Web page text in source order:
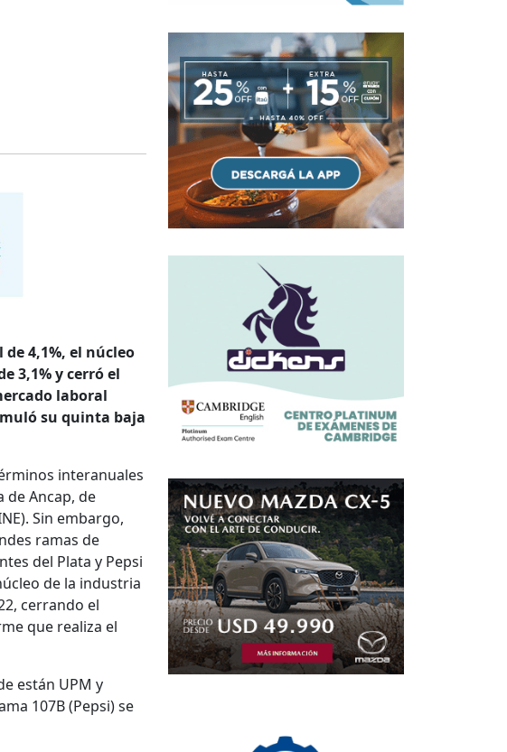
4,1%, el núcleo
3,1% y cerró el
laboral
su quinta baja
interanuales
de Ancap, de
Sin embargo,
ramas de
del Plata y Pepsi
de la industria
cerrando el
que realiza el
están UPM y
107B (Pepsi) se